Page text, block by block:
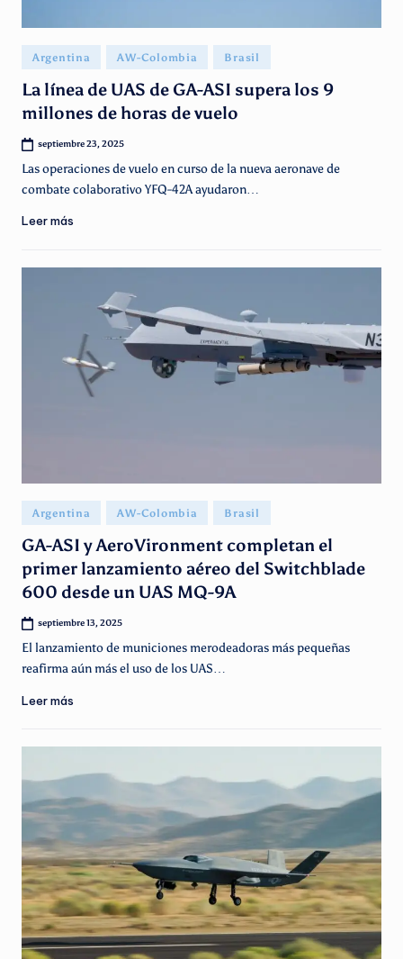
Publicado
en
Argentina AW-Colombia Brasil
La línea de UAS de GA-ASI supera los 9
millones de horas de vuelo
septiembre 23, 2025
Las operaciones de vuelo en curso de la nueva aeronave de
combate colaborativo YFQ-42A ayudaron…
Leer más
Publicado
en
Argentina AW-Colombia Brasil
GA-ASI y AeroVironment completan el
primer lanzamiento aéreo del Switchblade
600 desde un UAS MQ-9A
septiembre 13, 2025
El lanzamiento de municiones merodeadoras más pequeñas
reafirma aún más el uso de los UAS…
Leer más